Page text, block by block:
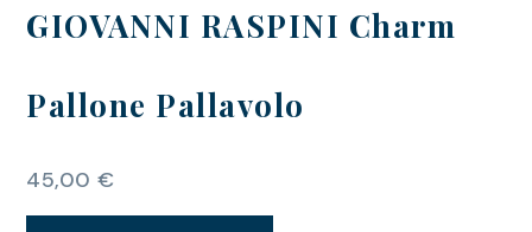
GIOVANNI RASPINI Charm
Pallone Pallavolo
45,00 €